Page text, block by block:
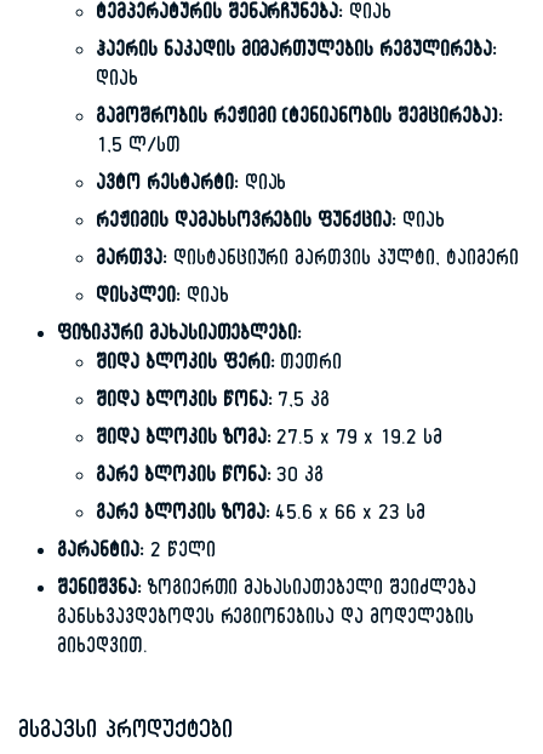
ტემპერატურის შენარჩუნება: დიახ
ჰაერის ნაკადის მიმართულების რეგულირება:
დიახ
გამოშრობის რეჟიმი (ტენიანობის შემცირება):
1,5 ლ/სთ
ავტო რესტარტი:დიახ
რეჟიმის დამახსოვრების ფუნქცია: დიახ
მართვა:დისტანციური მართვის პულტი, ტაიმერი
დისპლეი:დიახ
ფიზიკური მახასიათებლები:
შიდა ბლოკის ფერი:თეთრი
შიდა ბლოკის წონა:7,5 კგ
შიდა ბლოკის ზომა:27.5 x 79 x 19.2 სმ
გარე ბლოკის წონა:30 კგ
გარე ბლოკის ზომა:45.6 x 66 x 23 სმ
გარანტია:2 წელი
შენიშვნა:ზოგიერთი მახასიათებელი შეიძლება
განსხვავდებოდეს რეგიონებისა და მოდელების
მიხედვით.
მსგავსი პროდუქტები